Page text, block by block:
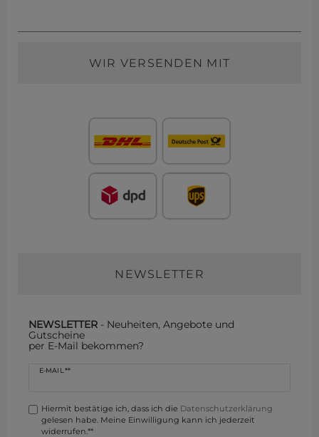
WIR VERSENDEN MIT
NEWSLETTER
NEWSLETTER - Neuheiten, Angebote und
Gutscheine
per E-Mail bekommen?
E-MAIL **
Newsletter
Hiermit bestätige ich, dass ich die Daten­schutz­erklärung
gelesen habe. Meine Einwilligung kann ich jederzeit
widerrufen.**